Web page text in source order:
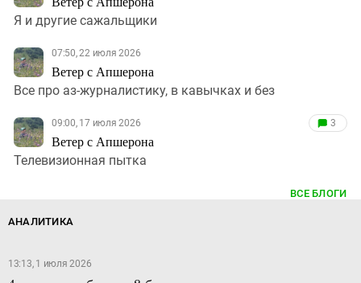
Я и другие сажальщики
07:50, 22 июля 2026
Ветер с Апшерона
Все про аз-журналистику, в кавычках и без
09:00, 17 июля 2026
Ветер с Апшерона
3
Телевизионная пытка
ВСЕ БЛОГИ
АНАЛИТИКА
13:13, 1 июля 2026